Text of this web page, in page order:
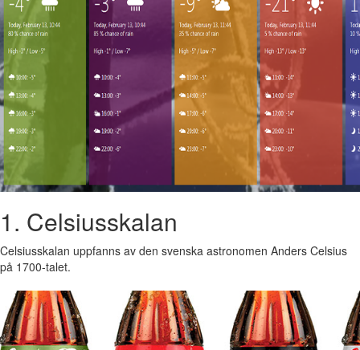
1. Celsiusskalan
Celsiusskalan uppfanns av den svenska astronomen Anders Celsius
på 1700-talet.